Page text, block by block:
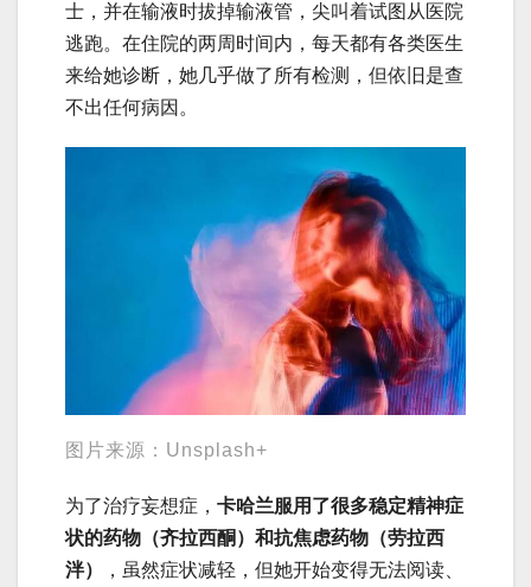
士，并在输液时拔掉输液管，尖叫着试图从医院
逃跑。在住院的两周时间内，每天都有各类医生
来给她诊断，她几乎做了所有检测，但依旧是查
不出任何病因。
图片来源：Unsplash+
为了治疗妄想症， 卡哈兰服用了很多稳定精神症
状的药物（齐拉西酮）和抗焦虑药物（劳拉西
泮）
，虽然症状减轻，但她开始变得无法阅读、